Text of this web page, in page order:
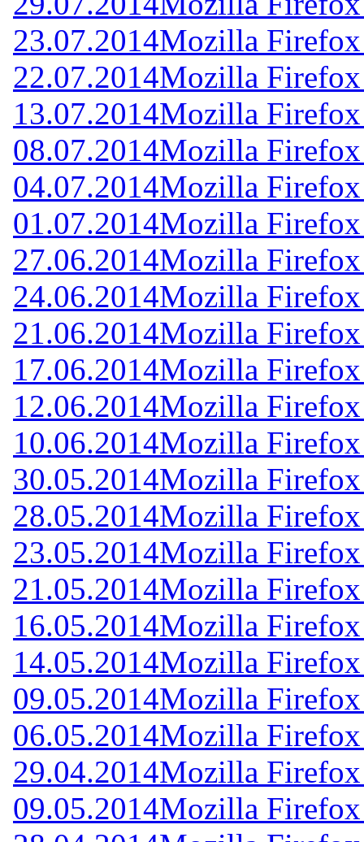
23.07.2014Mozilla
22.07.2014Mozilla
13.07.2014Mozilla
08.07.2014Mozilla
04.07.2014Mozilla
01.07.2014Mozilla
27.06.2014Mozilla
24.06.2014Mozilla
21.06.2014Mozilla
17.06.2014Mozilla
12.06.2014Mozilla
10.06.2014Mozilla
30.05.2014Mozilla
28.05.2014Mozilla
23.05.2014Mozilla
21.05.2014Mozilla
16.05.2014Mozilla
14.05.2014Mozilla
09.05.2014Mozilla
06.05.2014Mozilla
29.04.2014Mozilla
09.05.2014Mozilla